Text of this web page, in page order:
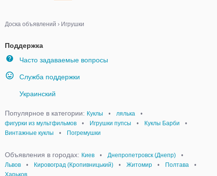
Доска объявлений › Игрушки
Поддержка
Часто задаваемые вопросы
Служба поддержки
Украинский
Популярное в категории: Куклы • лялька
•
фигурки из мультфильмов
• Игрушки пупсы • Куклы Барби
•
Винтажные куклы
• Погремушки
Объявления в городах: Киев • Днепропетровск (Днепр)
•
Львов
• Кировоград (Кропивницький) • Житомир • Полтава
•
Харьков